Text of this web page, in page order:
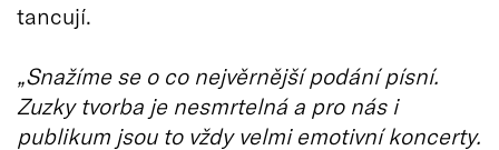
tancují.
„Snažíme se o co nejvěrnější podání písní.
Zuzky tvorba je nesmrtelná a pro nás i
publikum jsou to vždy velmi emotivní koncerty.